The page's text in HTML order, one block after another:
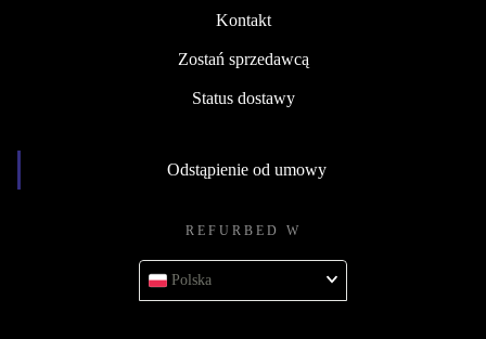
Kontakt
Zostań sprzedawcą
Status dostawy
Odstąpienie od umowy
REFURBED W
Polska